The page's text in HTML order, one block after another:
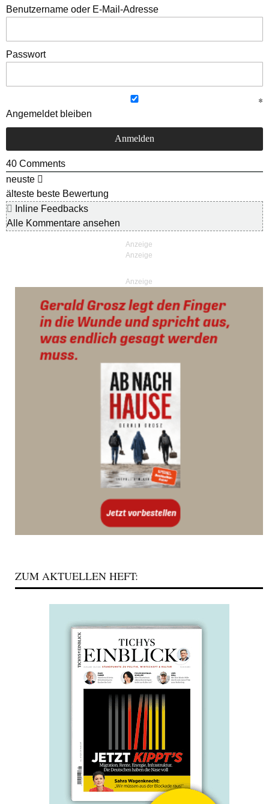
Benutzername oder E-Mail-Adresse
Passwort
Angemeldet bleiben
40 Comments
neuste
älteste beste Bewertung
Inline Feedbacks
Alle Kommentare ansehen
Anzeige
ZUM AKTUELLEN HEFT: